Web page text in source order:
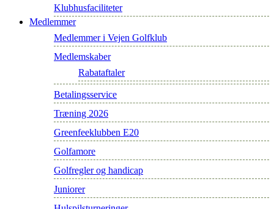
Klubhusfaciliteter
Medlemmer
Medlemmer i Vejen Golfklub
Medlemskaber
Rabataftaler
Betalingsservice
Træning 2026
Greenfeeklubben E20
Golfamore
Golfregler og handicap
Juniorer